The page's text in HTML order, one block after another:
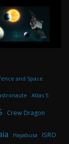
and Space
Atlas 5
Crew Dragon
Hayabusa ISRO